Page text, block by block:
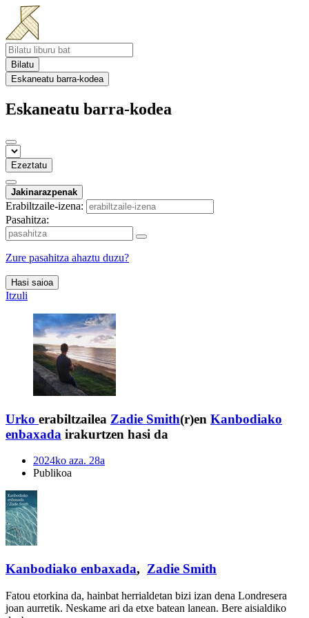
Bilatu
Eskaneatu barra-kodea
Eskaneatu barra-kodea
Ezeztatu
Jakinarazpenak
Erabiltzaile-izena:
Pasahitza:
Zure pasahitza ahaztu duzu?
Hasi saioa
Itzuli
Urko erabiltzailea Zadie Smith(r)en Kanbodiako
enbaxada irakurtzen hasi da
2024ko aza. 28a
Publikoa
Kanbodiako enbaxada, Zadie Smith
Fatou etorkina da, hainbat herrialdetan bizi izan dena Londresera
joan aurretik. Neskame ari da etxe batean lanean. Bere aisialdiko